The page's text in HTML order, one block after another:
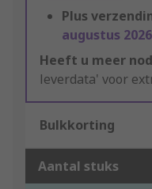
Plus
augustus 2026
Heeft u meer
leverdata' voor
Bulkkorting
Aantal stuks